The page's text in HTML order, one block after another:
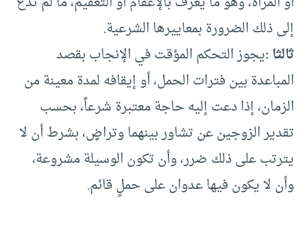
إلى ذلك الضرورة بمعاييرها الشرعية.
ثالثا :يجوز التحكم المؤقت في الإنجاب بقصد
المباعدة بين فترات الحمل، أو إيقافه لمدة معينة من
الزمان، إذا دعت إليه حاجة معتبرة شرعاً، بحسب
تقدير الزوجين عن تشاور بينهما وتراضٍ، بشرط أن لا
يترتب على ذلك ضرر، وأن تكون الوسيلة مشروعة،
وأن لا يكون فيها عدوان على حملٍ قائم.